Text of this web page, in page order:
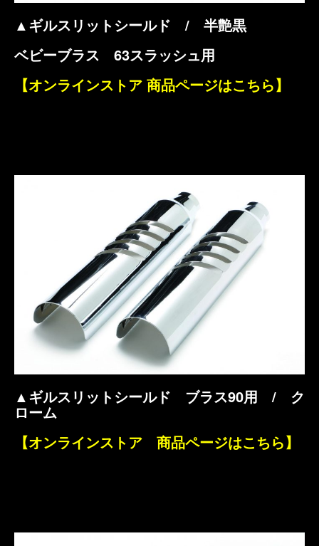
▲ギルスリットシールド / 半艶黒
ベビーブラス 63スラッシュ用
【オンラインストア 商品ページはこちら】
▲ギルスリットシールド ブラス90用 / ク
ローム
【オンラインストア 商品ページはこちら】